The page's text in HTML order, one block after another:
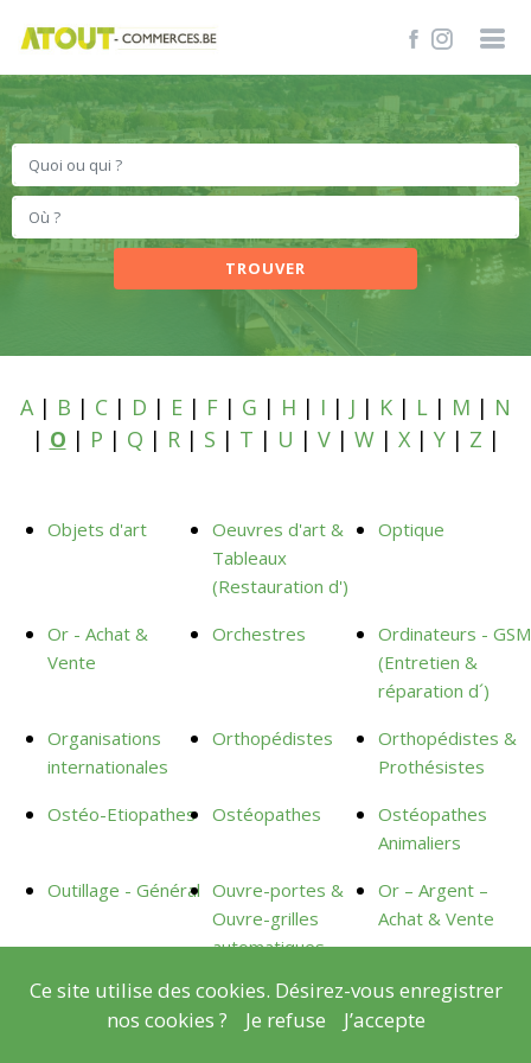
TROUVER
A| B | C | D | E | F | G | H | I | J | K | L | M | N
| O | P | Q | R| S | T | U | V| W| X| Y| Z |
Objets d'art
Oeuvres d'art &
Tableaux
(Restauration d')
Optique
Or - Achat &
Vente
Orchestres
Ordinateurs - GSM
(Entretien &
réparation d´)
Organisations
internationales
Orthopédistes
Orthopédistes &
Prothésistes
Ostéo-Etiopathes
Ostéopathes
Ostéopathes
Animaliers
Outillage - Général Ouvre-portes &
Ouvre-grilles
automatiques
Or – Argent –
Achat & Vente
Ostéopathes canins Orthopédagogue Clinicienne
Ce site utilise des cookies. Désirez-vous enregistrer
nos cookies ?
Je refuse J’accepte